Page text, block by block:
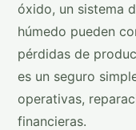
óxido, un sistema
húmedo pueden
pérdidas de
es un seguro
operativas,
financieras.